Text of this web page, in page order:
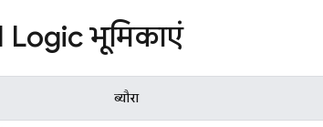
Logicभूमिकाएं
ब्यौरा